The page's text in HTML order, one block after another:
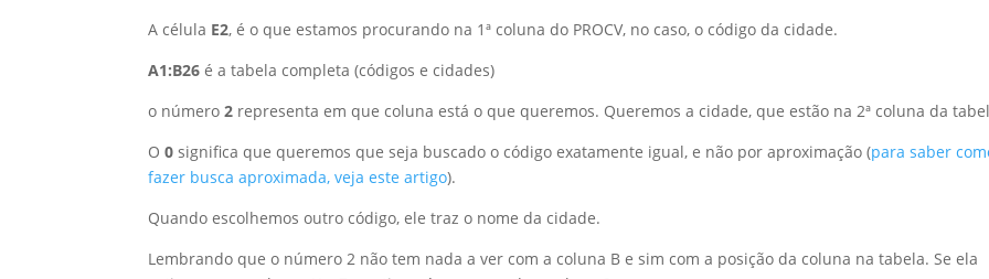
A célula E2, é o que estamos procurando na 1ª coluna do PROCV, no caso, o código da cidade.
A1:B26é a tabela completa (códigos e cidades)
o número2 representa em que coluna está o que queremos. Queremos a cidade, que estão na 2ª coluna da
O0 significa que queremos que seja buscado o código exatamente igual, e não por aproximação (para saber
fazer busca aproximada, veja este artigo).
Quando escolhemos outro código, ele traz o nome da cidade.
Lembrando que o número 2 não tem nada a ver com a coluna B e sim com a posição da coluna na tabela. Se ela